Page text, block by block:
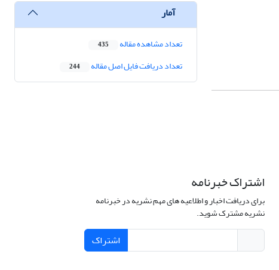
آمار
تعداد مشاهده مقاله 435
تعداد دریافت فایل اصل مقاله 244
اشتراک خبرنامه
برای دریافت اخبار و اطلاعیه های مهم نشریه در خبرنامه
نشریه مشترک شوید.
اشتراک